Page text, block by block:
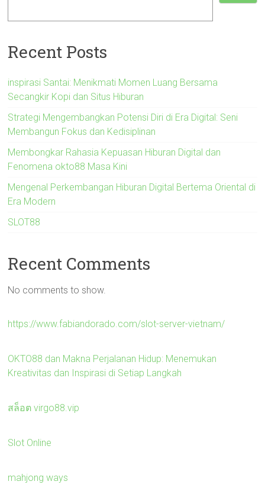
Recent Posts
inspirasi Santai: Menikmati Momen Luang Bersama
Secangkir Kopi dan Situs Hiburan
Strategi Mengembangkan Potensi Diri di Era Digital: Seni
Membangun Fokus dan Kedisiplinan
Membongkar Rahasia Kepuasan Hiburan Digital dan
Fenomena okto88 Masa Kini
Mengenal Perkembangan Hiburan Digital Bertema Oriental di
Era Modern
SLOT88
Recent Comments
No comments to show.
https://www.fabiandorado.com/slot-server-vietnam/
OKTO88 dan Makna Perjalanan Hidup: Menemukan
Kreativitas dan Inspirasi di Setiap Langkah
สล็อต virgo88.vip
Slot Online
mahjong ways